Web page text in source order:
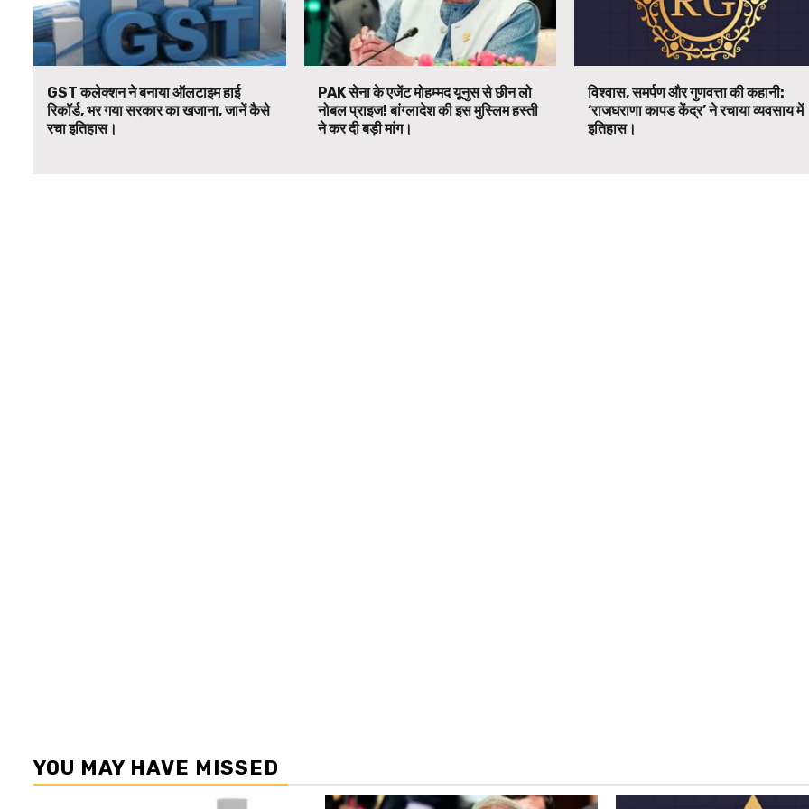
GST कलेक्शन ने बनाया ऑलटाइम हाई
रिकॉर्ड, भर गया सरकार का खजाना, जानें कैसे
रचा इतिहास।
PAK सेना के एजेंट मोहम्मद यूनुस से छीन लो
नोबल प्राइज! बांग्लादेश की इस मुस्लिम हस्ती
ने कर दी बड़ी मांग।
विश्वास, समर्पण और गुणवत्ता की कहानी:
‘राजघराणा कापड केंद्र’ ने रचाया व्यवसाय में
इतिहास।
YOU MAY HAVE MISSED